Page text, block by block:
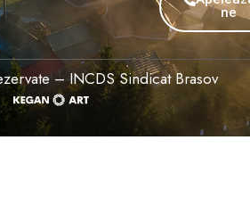
ne
– INCDS Sindicat Brasov